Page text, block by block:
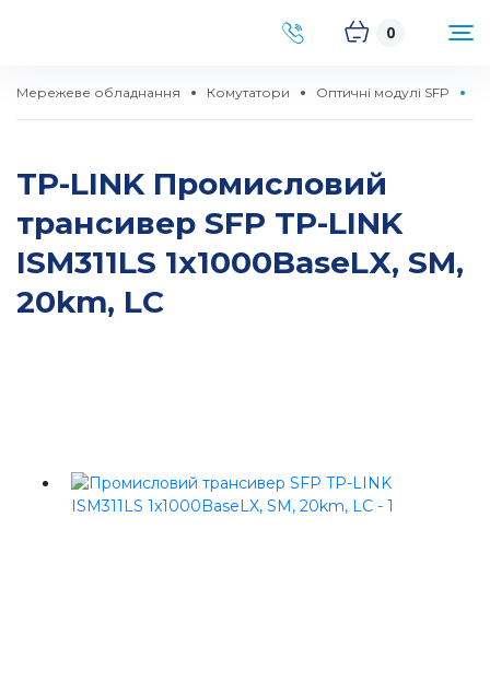
0
Мережеве обладнання Комутатори Оптичні модулі SFP
TP-LINK Промисловий
трансивер SFP TP-LINK
ISM311LS 1x1000BaseLX, SM,
20km, LC